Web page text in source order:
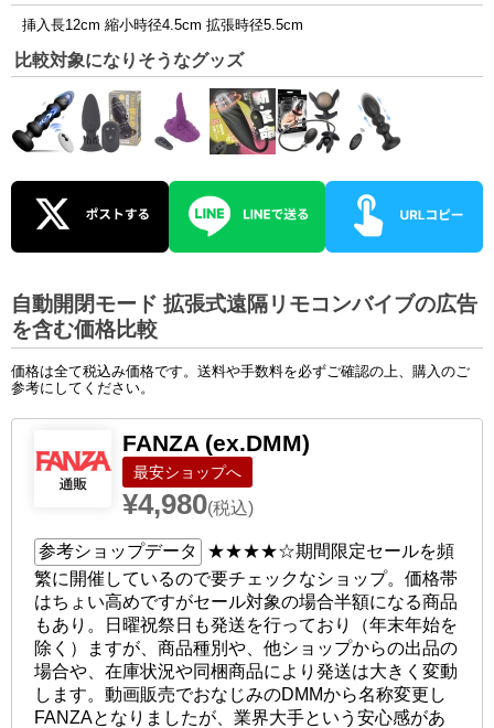
挿入長12cm 縮小時径4.5cm 拡張時径5.5cm
比較対象になりそうなグッズ
自動開閉モード 拡張式遠隔リモコンバイブの広告
を含む価格比較
価格は全て税込み価格です。送料や手数料を必ずご確認の上、購入のご
参考にしてください。
FANZA (ex.DMM)
ショップへ
¥4,980(税込)
参考ショップデータ ★★★★☆期間限定セールを頻
繁に開催しているので要チェックなショップ。価格帯
はちょい高めですがセール対象の場合半額になる商品
もあり。日曜祝祭日も発送を行っており（年末年始を
除く）ますが、商品種別や、他ショップからの出品の
場合や、在庫状況や同梱商品により発送は大きく変動
します。動画販売でおなじみのDMMから名称変更し
FANZAとなりましたが、業界大手という安心感があ